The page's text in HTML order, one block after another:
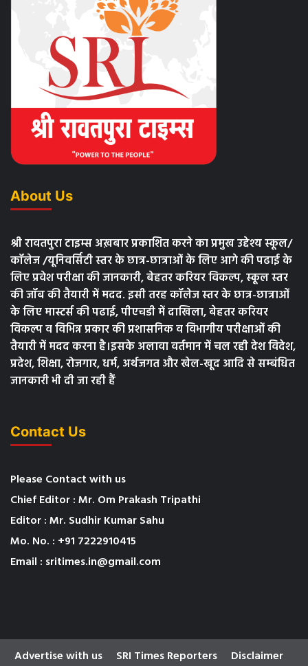
About Us
श्री रावतपुरा टाइम्स अख़बार प्रकाशित करने का प्रमुख उद्देश्य स्कूल/
कॉलेज /यूनिवर्सिटी स्तर के छात्र-छात्राओं के लिए आगे की पढाई के
लिए प्रवेश परीक्षा की जानकारी, बेहतर करियर विकल्प, स्कूल स्तर
की जॉब की तैयारी में मदद. इसी तरह कॉलेज स्तर के छात्र-छात्राओं
के लिए मास्टर्स की पढाई, पीएचडी में दाखिला, बेहतर करियर
विकल्प व विभिन्न प्रकार की प्रशासनिक व विभागीय परीक्षाओं की
तैयारी में मदद करना है।इसके अलावा वर्तमान में चल रही देश विदेश,
प्रदेश, शिक्षा, रोजगार, धर्म, अर्थजगत और खेल-खूद आदि से सम्बंधित
जानकारी भी दी जा रही हैं
Contact Us
Please Contact with us
Chief Editor : Mr. Om Prakash Tripathi
Editor : Mr. Sudhir Kumar Sahu
Mo. No. : +91 7222910415
Email : sritimes.in@gmail.com
Advertise with us SRI Times Reporters
Disclaimer